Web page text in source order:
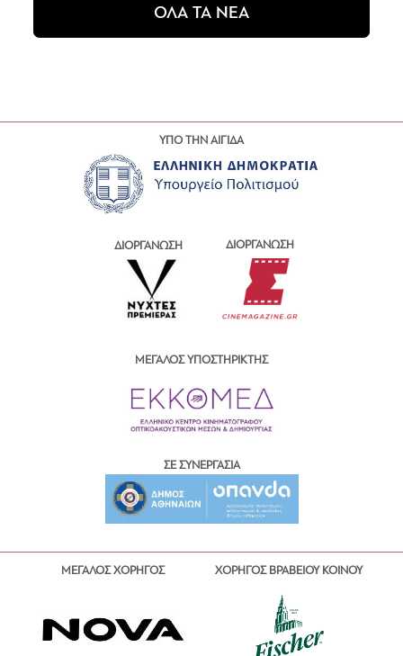
ΟΛΑ ΤΑ ΝΕΑ
ΥΠΟ ΤΗΝ ΑΙΓΙΔΑ
ΔΙΟΡΓΑΝΩΣΗ ΔΙΟΡΓΑΝΩΣΗ
ΜΕΓΑΛΟΣ ΥΠΟΣΤΗΡΙΚΤΗΣ
ΣΕ ΣΥΝΕΡΓΑΣΙΑ
ΜΕΓΑΛΟΣ ΧΟΡΗΓΟΣ ΧΟΡΗΓΟΣ ΒΡΑΒΕΙΟΥ ΚΟΙΝΟΥ